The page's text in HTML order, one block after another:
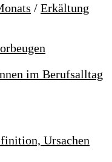
/ Erkältung
Ursachen